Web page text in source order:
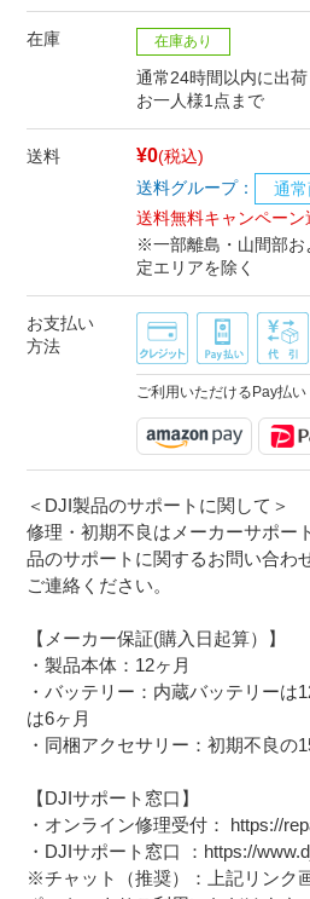
在庫 在庫あり
通常24時間以内に出荷
お一人様1点まで
送料 ¥0(税込)
送料グループ：
通
送料無料キャンペーン
※一部離島・山間部お
定エリアを除く
お支払い
方法
ご利用いただけるPay払い
＜DJI製品のサポートに関して＞
修理・初期不良はメーカーサポー
品のサポートに関するお問い合わ
ご連絡ください。
【メーカー保証(購入日起算）】
・製品本体：12ヶ月
・バッテリー：内蔵バッテリーは
は6ヶ月
・同梱アクセサリー：初期不良の
【DJIサポート窓口】
・オンライン修理受付： https://
・DJIサポート窓口 ：https://
※チャット（推奨）：上記リンク